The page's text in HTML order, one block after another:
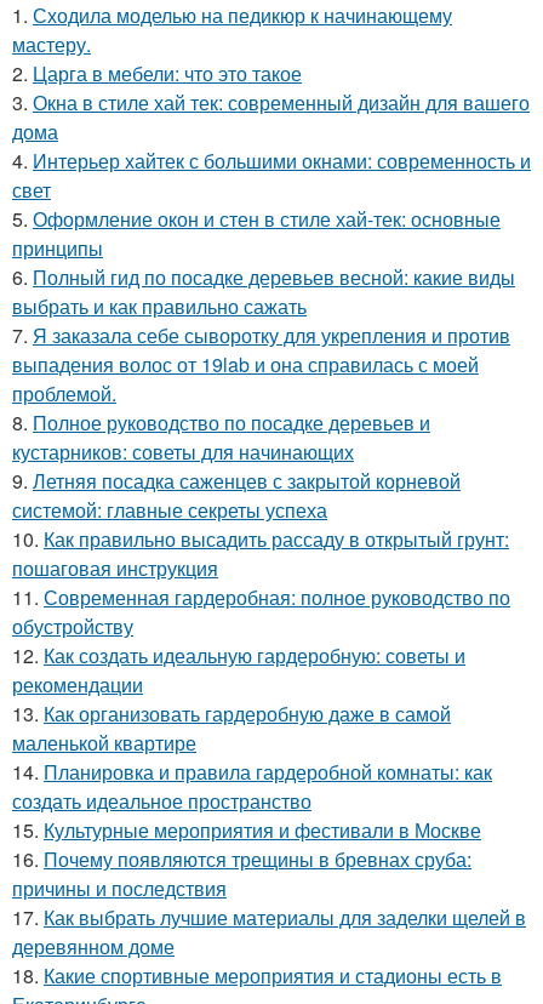
1. Сходила моделью на педикюр к начинающему
мастеру.
2. Царга в мебели: что это такое
3. Окна в стиле хай тек: современный дизайн для вашего
дома
4. Интерьер хайтек с большими окнами: современность и
свет
5. Оформление окон и стен в стиле хай-тек: основные
принципы
6. Полный гид по посадке деревьев весной: какие виды
выбрать и как правильно сажать
7. Я заказала себе сыворотку для укрепления и против
выпадения волос от 19lab и она справилась с моей
проблемой.
8. Полное руководство по посадке деревьев и
кустарников: советы для начинающих
9. Летняя посадка саженцев с закрытой корневой
системой: главные секреты успеха
10. Как правильно высадить рассаду в открытый грунт:
пошаговая инструкция
11. Современная гардеробная: полное руководство по
обустройству
12. Как создать идеальную гардеробную: советы и
рекомендации
13. Как организовать гардеробную даже в самой
маленькой квартире
14. Планировка и правила гардеробной комнаты: как
создать идеальное пространство
15. Культурные мероприятия и фестивали в Москве
16. Почему появляются трещины в бревнах сруба:
причины и последствия
17. Как выбрать лучшие материалы для заделки щелей в
деревянном доме
18. Какие спортивные мероприятия и стадионы есть в